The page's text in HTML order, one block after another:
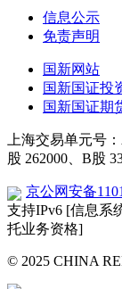
信息公示
免责声明
国新网站
国新国证投
国新国证期
上海交易单元号
股 262000、B股
京公网安备
支持IPv6 [信息系
托业务资格]
© 2025 CHINA